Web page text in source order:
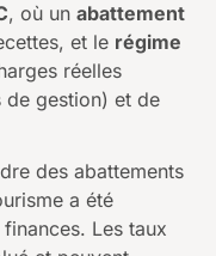
, où un abattement
et le régime
réelles
gestion) et de
des abattements
a été
Les taux